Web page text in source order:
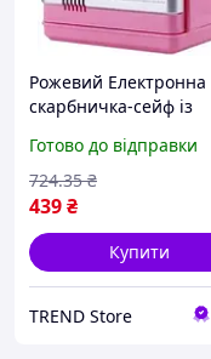
Рожевий Електронна
скарбничка-сейф із
Готово до відправки
439₴
724.35 ₴
Купити
TREND Store